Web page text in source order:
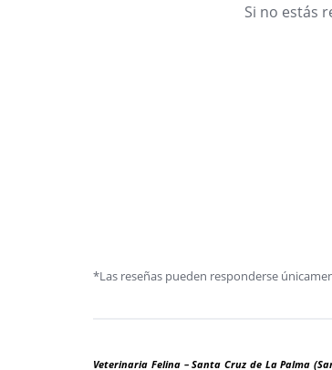
Si no estás
*Las reseñas pueden responderse
Veterinaria Felina – Santa Cruz de La Palma